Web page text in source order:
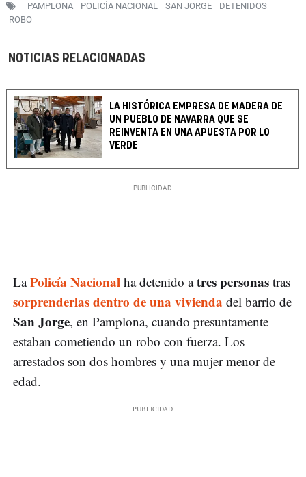
PAMPLONA POLICÍA NACIONAL SAN JORGE
DETENIDOS
ROBO
NOTICIAS RELACIONADAS
LA HISTÓRICA EMPRESA DE MADERA DE
UN PUEBLO DE NAVARRA QUE SE
REINVENTA EN UNA APUESTA POR LO
VERDE
LaPolicía Nacional ha detenido atres personas tras
sorprenderlas dentro de una vivienda del barrio de
San Jorge, en Pamplona, cuando presuntamente
estaban cometiendo un robo con fuerza. Los
arrestados son dos hombres y una mujer menor de
edad.